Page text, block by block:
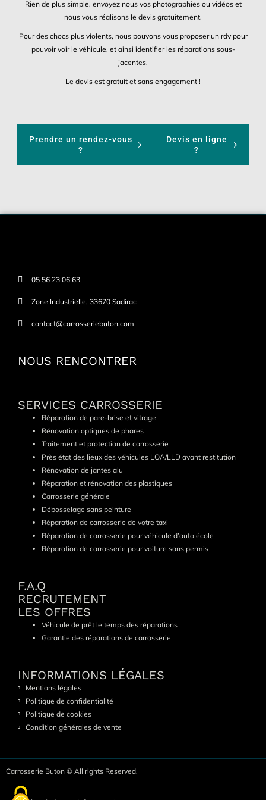
Rien de plus simple, envoyez nous vos photographies ou vidéos et
nous vous réalisons le devis gratuitement.
Pour des chocs plus violents, nous pouvons vous proposer un rdv pour
pouvoir voir le véhicule, et ainsi identifier les réparations sous-
jacentes.
Le devis est gratuit et sans engagement !
Prendre un rendez-vous
?
Devis en ligne
?
05 56 23 06 63
Zone Industrielle, 33670 Sadirac
contact@carrosseriebuton.com
NOUS RENCONTRER
SERVICES CARROSSERIE
Réparation de pare-brise et vitrage
Rénovation optiques de phares
Traitement et protection de carrosserie
Près état des lieux des véhicules LOA/LLD avant restitution
Rénovation de jantes alu
Réparation et rénovation des plastiques
Carrosserie générale
Débosselage sans peinture
Réparation de carrosserie de votre taxi
Réparation de carrosserie pour véhicule d’auto école
Réparation de carrosserie pour voiture sans permis
F.A.Q
RECRUTEMENT
LES OFFRES
Véhicule de prêt le temps des réparations
Garantie des réparations de carrosserie
INFORMATIONS LÉGALES
Mentions légales
Politique de confidentialité
Politique de cookies
Condition générales de vente
Carrosserie Buton © All rights Reserved.